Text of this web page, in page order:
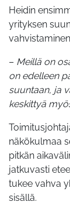
Heidin
yrityksen
– Meillä on
on edelleen
suuntaan, ja
keskittyä
näkökulmaa
pitkän
jatkuvasti
tukee vahva
sisällä.